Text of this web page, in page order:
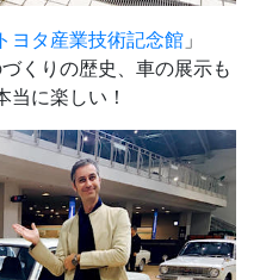
トヨタ産業技術記念館 」
くりの歴史、車の展示も
当に楽しい！